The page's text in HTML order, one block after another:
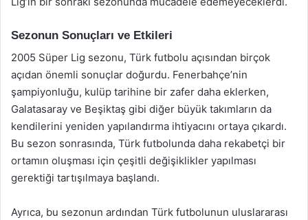
Sezonun Sonuçları ve Etkileri
2005 Süper Lig sezonu, Türk futbolu açısından birçok
açıdan önemli sonuçlar doğurdu. Fenerbahçe’nin
şampiyonluğu, kulüp tarihine bir zafer daha eklerken,
Galatasaray ve Beşiktaş gibi diğer büyük takımların da
kendilerini yeniden yapılandırma ihtiyacını ortaya çıkardı.
Bu sezon sonrasında, Türk futbolunda daha rekabetçi bir
ortamın oluşması için çeşitli değişiklikler yapılması
gerektiği tartışılmaya başlandı.
Ayrıca, bu sezonun ardından Türk futbolunun uluslararası